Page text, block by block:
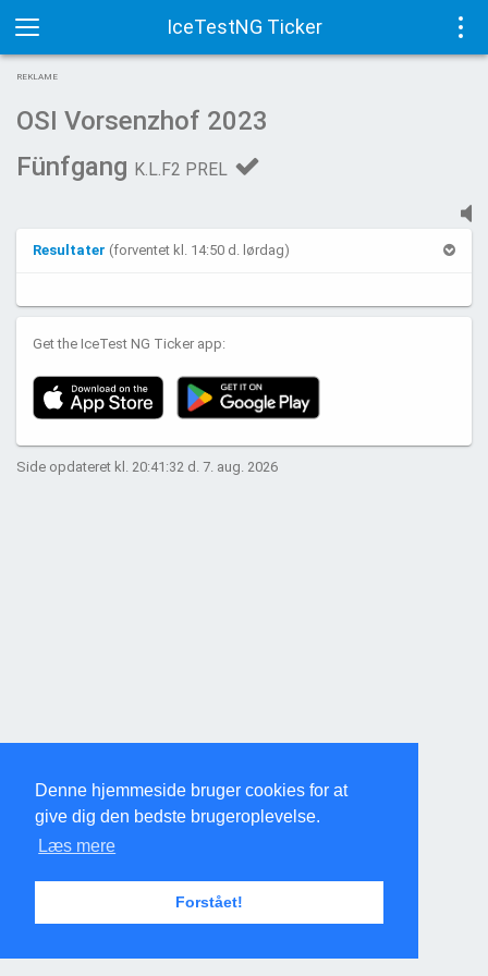
Denne hjemmeside bruger cookies for at
give dig den bedste brugeroplevelse.
Læs mere
Forstået!
IceTestNG Ticker
Toggle
navigation
REKLAME
OSI Vorsenzhof 2023
Fünfgang K.L.F2 PREL
Resultater (forventet kl. 14:50 d. lørdag)
Get the IceTest NG Ticker app:
Side opdateret kl. 20:41:32 d. 7. aug. 2026